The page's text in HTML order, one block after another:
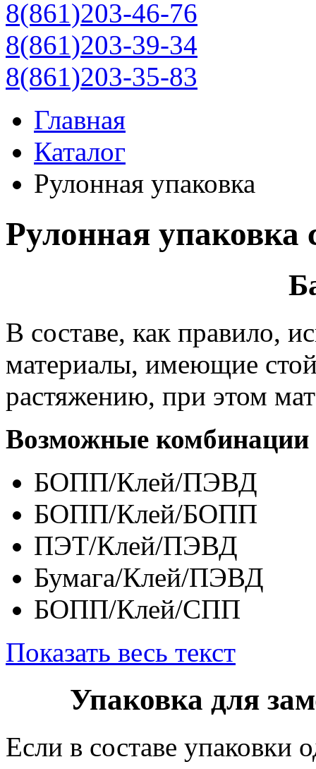
8(861)203-46-76
8(861)203-39-34
8(861)203-35-83
Главная
Каталог
Рулонная упаковка
Рулонная упаковка
В составе, как правило,
материалы, имеющие
растяжению, при этом
Возможные комбинации
БОПП/Клей/ПЭВД
БОПП/Клей/БОПП
ПЭТ/Клей/ПЭВД
Бумага/Клей/ПЭВД
БОПП/Клей/СПП
Показать весь текст
Упаковка для
Если в составе упаковки